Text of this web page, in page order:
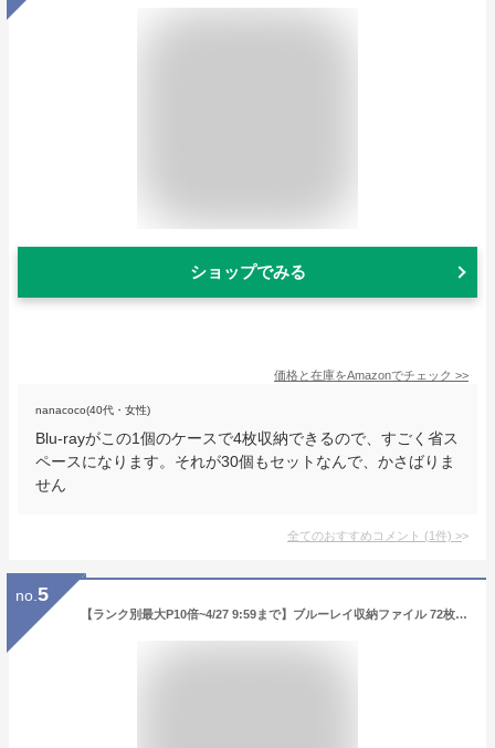
ショップでみる
価格と在庫をAmazonでチェック >>
nanacoco(40代・女性)
Blu-rayがこの1個のケースで4枚収納できるので、すごく省ス
ペースになります。それが30個もセットなんで、かさばりま
せん
全てのおすすめコメント (1件) >
no. 5
【ランク別最大P10倍~4/27 9:59まで】ブルーレイ収納ファイル 72枚収納 インデックス付 ブラック EZ2-FCD063BK